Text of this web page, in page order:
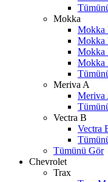
Mokka
Mokka
Mokka
Mokka
Mokka
Meriva A
Meriva
Vectra B
Vectra
Tümünü Gör
Chevrolet
Trax